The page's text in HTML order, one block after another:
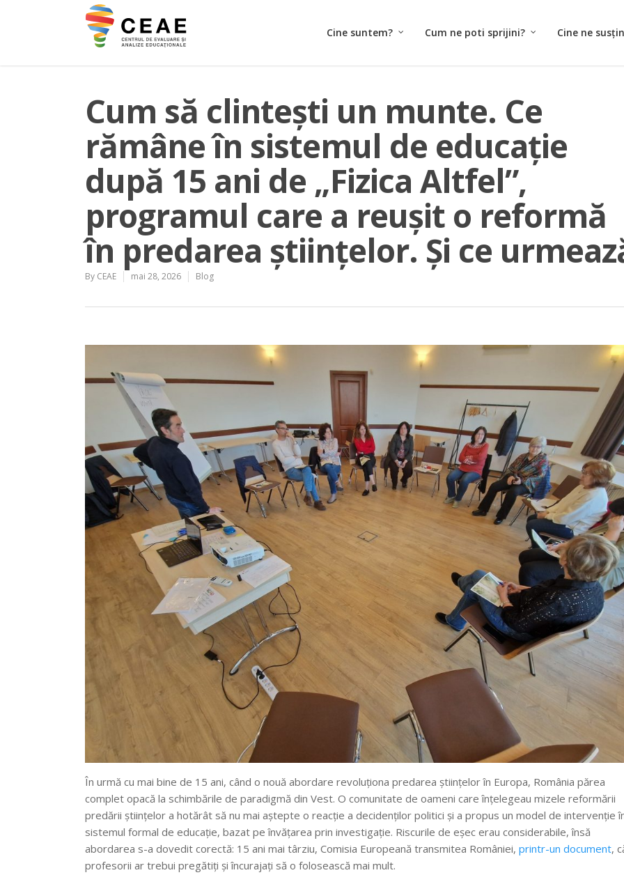
Cine suntem? Cum ne poti sprijini? Cine ne
Cum să clintești un munte. Ce
rămâne în sistemul de educație
după 15 ani de „Fizica Altfel”,
programul care a reușit o reformă
în predarea științelor. Și ce
By CEAE mai 28, 2026 Blog
În urmă cu mai bine de 15 ani, când o nouă abordare revoluționa predarea științelor în Europa, România părea
complet opacă la schimbările de paradigmă din Vest. O comunitate de oameni care înțelegeau mizele reformării
predării științelor a hotărât să nu mai aștepte o reacție a decidenților politici și a propus un model de intervenție
sistemul formal de educație, bazat pe învățarea prin investigație. Riscurile de eșec erau considerabile, însă
abordarea s-a dovedit corectă: 15 ani mai târziu, Comisia Europeană transmitea României, printr-un document,
profesorii ar trebui pregătiți și încurajați să o folosească mai mult.